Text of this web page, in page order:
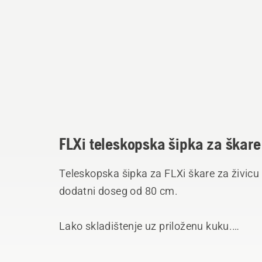
FLXi teleskopska šipka za
Teleskopska šipka za FLXi škare za
dodatni doseg od 80 cm.
Lako skladištenje uz priloženu kuku.